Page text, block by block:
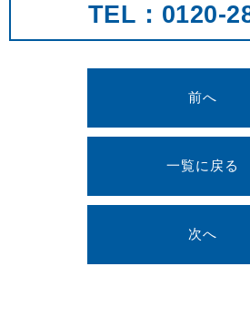
TEL：0120-
前へ
一覧に戻る
次へ